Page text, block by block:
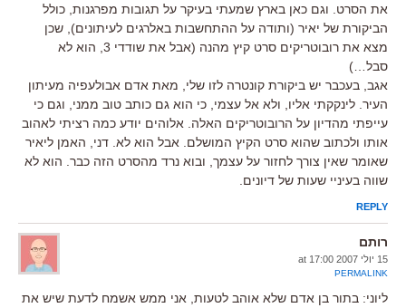
את הסרט. וגם כאן בארץ שמעתי בעיקר על תגובות מפרגנות, כולל
הביקורת של יאיר (ותודה על ההתחשבות באלרגים לעיתונים), שכן
מצא את רובוטריקים סרט קיץ מהנה (אבל את שודדי 3, הוא לא
סבל…)
אגב, בעכבר יש ביקורת קונטרה לזו שלי, מאת אדם אבולעפיה מעיתון
העיר. לינקקתי אליו, ולא אל עצמי, כי הוא גם כותב טוב ממני, וגם כי
עייפתי מהדיון על הרובוטריקים האלה. אלוהים יודע כמה רציתי לאהוב
אותו ולכתוב שהוא סרט הקיץ המושלם. אבל הוא לא. דני, האמן ליאיר
שאומר שאין צורך לחזור על עצמך, ובוא נרד מהסרט הזה כבר. הוא לא
שווה בעיניי שעות של דיונים.
REPLY
רותם
15 יולי 2007 at 17:00
PERMALINK
ליוני: בתור בן אדם שלא אוהב לטעות, אני ממש אשמח לדעת שיש את